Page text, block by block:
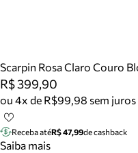
Scarpin Rosa Claro Couro
R$ 399,90
ou 4x de R$99,98 sem juros
Receba atéR$ 47,99de cashback
Saiba mais